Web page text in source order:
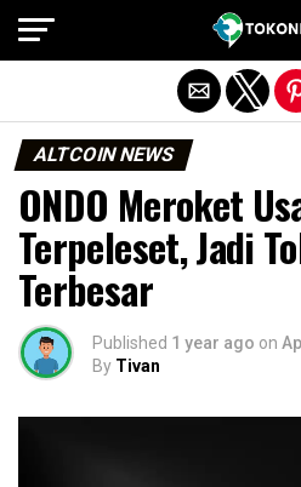
ALTCOIN NEWS
ONDO Meroket
Terpeleset, Jadi
Terbesar
Published 1 year ago on
By Tivan
Exit mobile